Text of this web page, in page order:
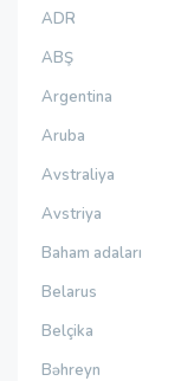
ADR
ABŞ
Argentina
Aruba
Avstraliya
Avstriya
Baham adaları
Belarus
Belçika
Bəhreyn